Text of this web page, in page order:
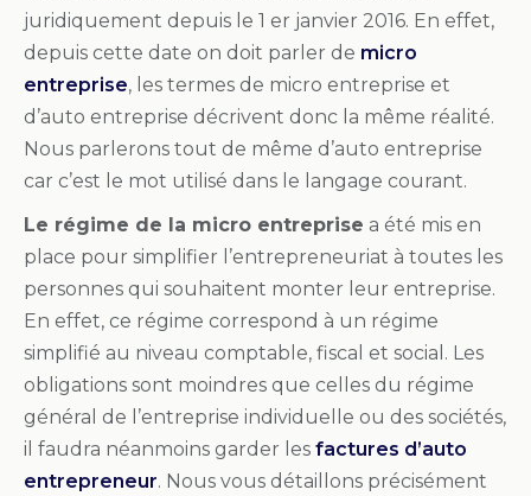
juridiquement depuis le 1 er janvier 2016. En effet,
depuis cette date on doit parler de micro
entreprise, les termes de micro entreprise et
d’auto entreprise décrivent donc la même réalité.
Nous parlerons tout de même d’auto entreprise
car c’est le mot utilisé dans le langage courant.
Le régime de la micro entreprise a été mis en
place pour simplifier l’entrepreneuriat à toutes les
personnes qui souhaitent monter leur entreprise.
En effet, ce régime correspond à un régime
simplifié au niveau comptable, fiscal et social. Les
obligations sont moindres que celles du régime
général de l’entreprise individuelle ou des sociétés,
il faudra néanmoins garder les factures d’auto
entrepreneur. Nous vous détaillons précisément